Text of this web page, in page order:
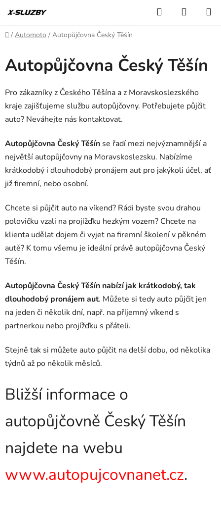
na
obsah
Hledat
KOŠÍK
Domů
/ Automoto / Autopůjčovna Český Těšín
Autopůjčovna Český Těšín
Pro zákazníky z Českého Těšína a z Moravskoslezského
kraje zajišťujeme službu autopůjčovny. Potřebujete půjčit
auto? Neváhejte nás kontaktovat.
Autopůjčovna Český Těšín se řadí mezi nejvýznamnější a
největší autopůjčovny na Moravskoslezsku. Nabízíme
krátkodobý i dlouhodobý pronájem aut pro jakýkoli účel, ať
již firemní, nebo osobní.
Chcete si půjčit auto na víkend? Rádi byste svou drahou
polovičku vzali na projížďku hezkým vozem? Chcete na
klienta udělat dojem či vyjet na firemní školení v pěkném
autě? K tomu všemu je ideální právě autopůjčovna Český
Těšín.
Autopůjčovna Český Těšín nabízí jak krátkodobý, tak
dlouhodobý pronájem aut. Můžete si tedy auto půjčit jen
na jeden či několik dní, např. na příjemný víkend s
partnerkou nebo projížďku s přáteli.
Stejně tak si můžete auto půjčit na delší dobu, od několika
týdnů až po několik měsíců.
Bližší informace o
autopůjčovně Český Těšín
najdete na webu
www.autopujcovnanet.cz.